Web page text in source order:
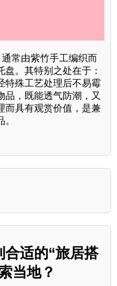
常由紫竹手工编织而
。其特别之处在于：
特殊工艺处理后不易霉
品，既能透气防潮，又
而具有观赏价值，是兼
适的“旅居搭
当地？